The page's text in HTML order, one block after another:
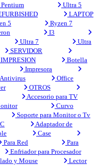
Pentium
Ultra 5
LAPTOP
5
Ryzen 7
I3
Ultra 7
Ultra
SERVIDOR
IMPRESION
Botella
Impresora
Antivirus
Office
OTROS
Accesorio para TV
Curvo
Soporte para Monitor o Tv
Adaptador de
Case
Para Red
Para
Enfriador para Procesador
y Mouse
Lector